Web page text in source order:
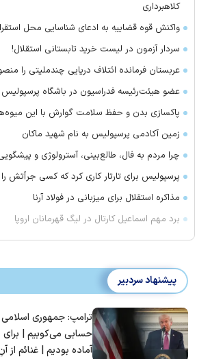
کلاهبرداری
واکنش قوه قضاییه به ادعای شناسایی محل
سردار آزمون در لیست خرید تابستانی استقلال!
عربستان فرمانده ائتلاف دریایی چندملیتی را
عضو هیئت‌رئیسه فدراسیون در باشگاه پرسپولیس
پاکسازی بدن و حفظ سلامت گوارش با این
زمین آکادمی پرسپولیس به نام شهید ماکان
چرا مردم به فال، طالع‌بینی، آسترولوژی و
پرسپولیس برای تارتار کاری کرد که کسی جرأتش
مذاکره استقلال برای میزبانی در فولاد آرنا
برد مهم اسماعیل کارتال در لیگ قهرمانان اروپا
پیشنهاد سردبیر
ترامپ: جمهوری
حسابی می‌کوبیم | برای
آماده بودیم | غنائم